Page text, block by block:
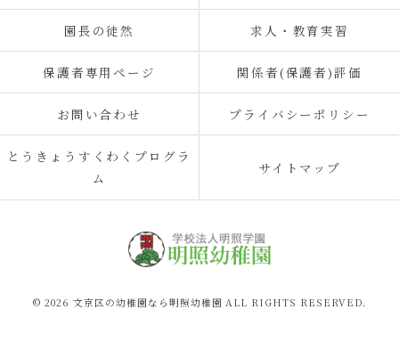
園長の徒然 求人・教育実習
保護者専用ページ 関係者(保護者)評価
お問い合わせ プライバシーポリシー
とうきょうすくわくプログラ
ム
サイトマップ
© 2026 文京区の幼稚園なら明照幼稚園 ALL RIGHTS RESERVED.